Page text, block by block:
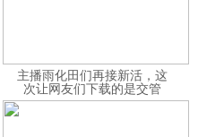
主播雨化田们再接新活，这
次让网友们下载的是交管
12123APP